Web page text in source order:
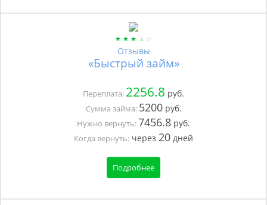
Отзывы
«Быстрый займ»
Переплата: 2256.8 руб.
Сумма займа: 5200руб.
Нужно вернуть:7456.8 руб.
Когда вернуть: через 20 дней
Подробнее